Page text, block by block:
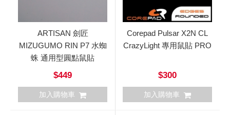
ARTISAN 劍匠
MIZUGUMO RIN P7 水蜘
蛛 通用型圓點鼠貼
$449
加入購物車
Corepad Pulsar X2N CL
CrazyLight 專用鼠貼 PRO
$300
加入購物車